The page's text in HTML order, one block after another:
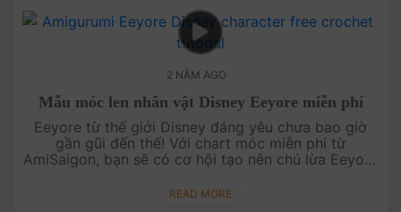
2 NĂM AGO
Mẫu móc len nhân vật Disney Eeyore miễn phí
Eeyore từ thế giới Disney đáng yêu chưa bao giờ
gần gũi đến thế! Với chart móc miễn phí từ
AmiSaigon, bạn sẽ có cơ hội tạo nên chú lừa Eeyore
bỏ qua cho fan Disney. Thử ....
READ MORE